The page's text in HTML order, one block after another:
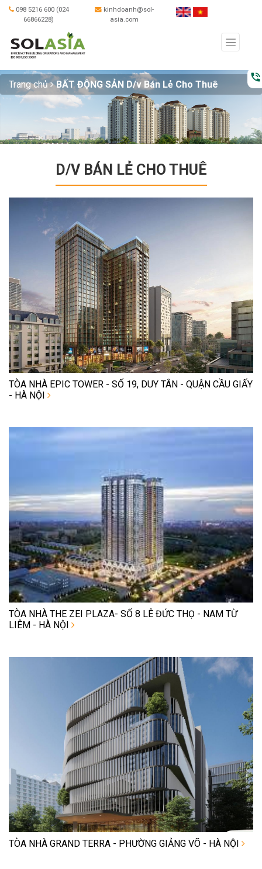
098 5216 600 (024
66866228)
kinhdoanh@sol-
asia.com
phone_in_talk
Trang chủ BẤT ĐỘNG SẢN D/v Bán Lẻ Cho Thuê
D/V BÁN LẺ CHO THUÊ
TÒA NHÀ EPIC TOWER - SỐ 19, DUY TÂN - QUẬN CẦU GIẤY
- HÀ NỘI
TÒA NHÀ THE ZEI PLAZA- SỐ 8 LÊ ĐỨC THỌ - NAM TỪ
LIÊM - HÀ NỘI
TÒA NHÀ GRAND TERRA - PHƯỜNG GIẢNG VÕ - HÀ NỘI